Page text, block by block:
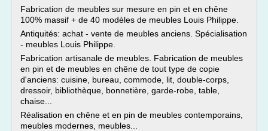
Fabrication de meubles sur mesure en pin et en chêne
100% massif + de 40 modèles de meubles Louis Philippe.
Antiquités: achat - vente de meubles anciens. Spécialisation
- meubles Louis Philippe.
Fabrication artisanale de meubles. Fabrication de meubles
en pin et de meubles en chêne de tout type de copie
d'anciens: cuisine, bureau, commode, lit, double-corps,
dressoir, bibliothèque, bonnetière, garde-robe, table,
chaise...
Réalisation en chêne et en pin de meubles contemporains,
meubles modernes, meubles...